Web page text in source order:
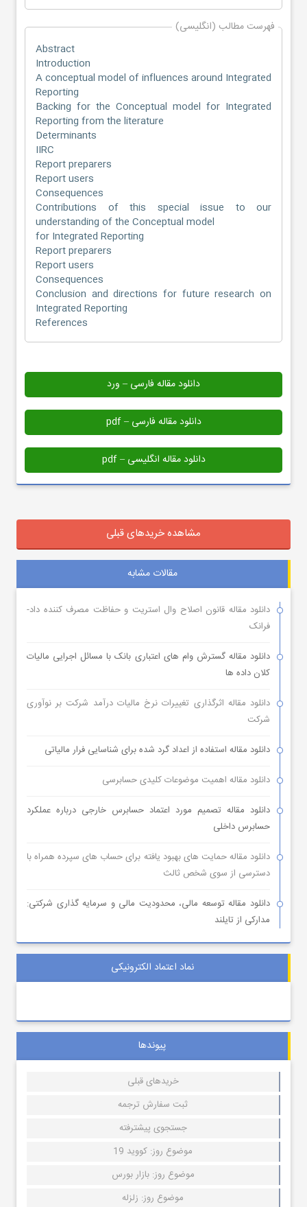
فهرست مطالب (انگلیسی)
Abstract
Introduction
A conceptual model of influences around Integrated
Reporting
Backing for the Conceptual model for Integrated
Reporting from the literature
Determinants
IIRC
Report preparers
Report users
Consequences
Contributions of this special issue to our
understanding of the Conceptual model
for Integrated Reporting
Report preparers
Report users
Consequences
Conclusion and directions for future research on
Integrated Reporting
References
دانلود مقاله فارسی – ورد
دانلود مقاله فارسی – pdf
دانلود مقاله انگلیسی – pdf
مشاهده خریدهای قبلی
مقالات مشابه
دانلود مقاله قانون اصلاح وال استریت و حفاظت مصرف کننده داد-
فرانک
دانلود مقاله گسترش وام های اعتباری بانک با مسائل اجرایی مالیات
کلان داده ها
دانلود مقاله اثرگذاری تغییرات نرخ مالیات درآمد شرکت بر نوآوری
شرکت
دانلود مقاله استفاده از اعداد گرد شده برای شناسایی فرار مالیاتی
دانلود مقاله اهمیت موضوعات کلیدی حسابرسی
دانلود مقاله تصمیم مورد اعتماد حسابرس خارجی درباره عملکرد
حسابرس داخلی
دانلود مقاله حمایت های بهبود یافته برای حساب های سپرده همراه با
دسترسی از سوی شخص ثالث
دانلود مقاله توسعه مالی، محدودیت مالی و سرمایه گذاری شرکتی:
مدارکی از تایلند
نماد اعتماد الکترونیکی
پیوندها
خریدهای قبلی
ثبت سفارش ترجمه
جستجوی پیشترفته
موضوع روز: کووید 19
موضوع روز: بازار بورس
موضوع روز: زلزله